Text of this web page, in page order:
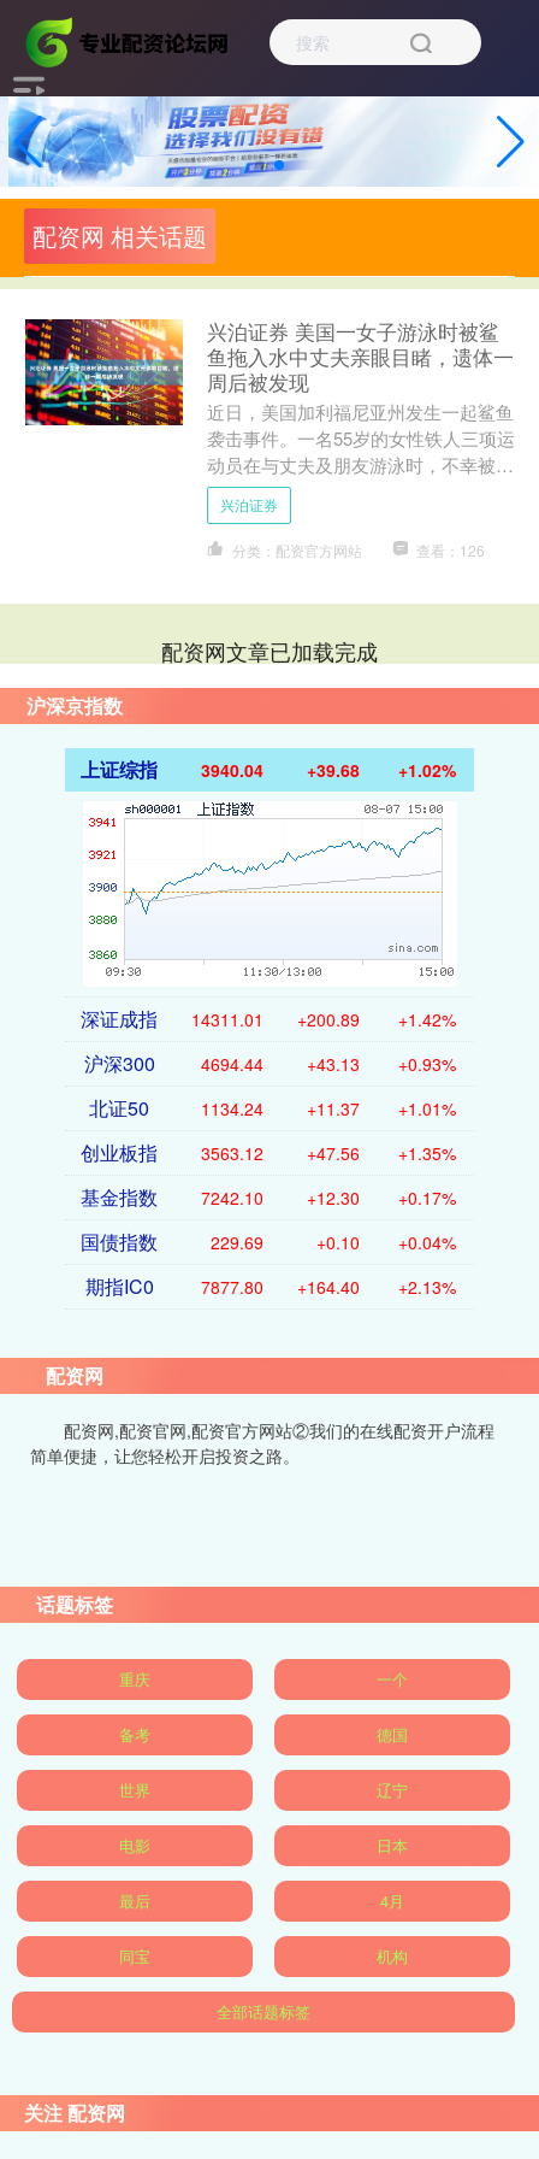
配资网 相关话题
兴泊证券 美国一女子游泳时被鲨
鱼拖入水中丈夫亲眼目睹，遗体一
周后被发现
近日，美国加利福尼亚州发生一起鲨鱼
袭击事件。一名55岁的女性铁人三项运
动员在与丈夫及朋友游泳时，不幸被鲨
鱼拖入水中失踪。目击者称，曾看到鲨
鱼叼着人体潜入海中。经....
兴泊证券
分类：配资官方网站 查看：126
配资网文章已加载完成
沪深京指数
上证综指 3940.04 +39.68 +1.02%
深证成指 14311.01 +200.89 +1.42%
沪深300 4694.44 +43.13 +0.93%
北证50 1134.24 +11.37 +1.01%
创业板指 3563.12 +47.56 +1.35%
基金指数 7242.10 +12.30 +0.17%
国债指数 229.69 +0.10 +0.04%
期指IC0 7877.80 +164.40 +2.13%
配资网
配资网,配资官网,配资官方网站②我们的在线配资开户流程
简单便捷，让您轻松开启投资之路。
话题标签
重庆 一个
备考 德国
世界 辽宁
电影 日本
最后 4月
同宝 机构
全部话题标签
关注 配资网